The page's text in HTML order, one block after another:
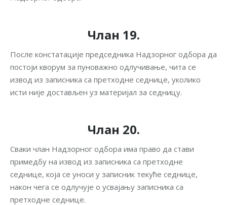
Члан 19.
После констатације председника Надзорног одбора да
постоји кворум за пуноважно одлучивање, чита се
извод из записника са претходне седнице, уколико
исти није достављен уз материјал за седницу.
Члан 20.
Сваки члан Надзорног одбора има право да стави
примедбу на извод из записника са претходне
седнице, која се уноси у записник текуће седнице,
након чега се одлучује о усвајању записника са
претходне седнице.